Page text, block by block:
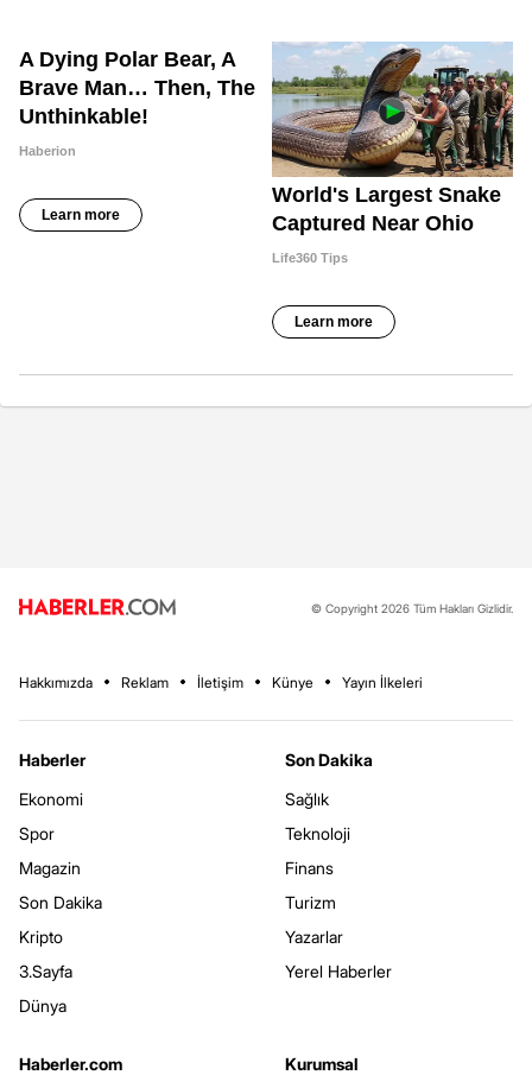
© Copyright 2026 Tüm Hakları Gizlidir.
Hakkımızda Reklam İletişim Künye Yayın İlkeleri
Haberler
Ekonomi
Spor
Magazin
Son Dakika
Kripto
3.Sayfa
Dünya
Son Dakika
Sağlık
Teknoloji
Finans
Turizm
Yazarlar
Yerel Haberler
Haberler.com
Kurumsal